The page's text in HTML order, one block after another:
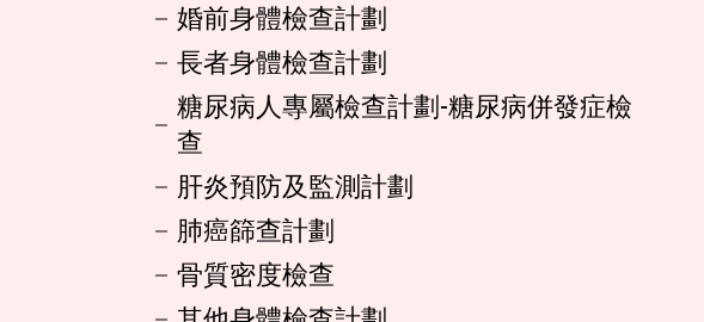
婚前身體檢查計劃
長者身體檢查計劃
糖尿病人專屬檢查計劃-糖尿病併發症檢
查
肝炎預防及監測計劃
肺癌篩查計劃
骨質密度檢查